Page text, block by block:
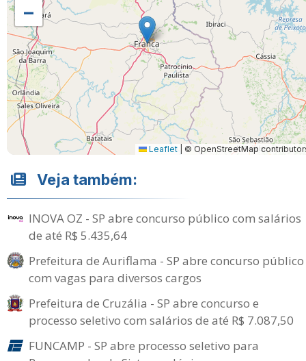
−
Leaflet © OpenStreetMap
Veja também:
INOVA OZ - SP abre concurso público com salários
de até R$ 5.435,64
Prefeitura de Auriflama - SP abre concurso público
com vagas para diversos cargos
Prefeitura de Cruzália - SP abre concurso e
processo seletivo com salários de até R$ 7.087,50
FUNCAMP - SP abre processo seletivo para